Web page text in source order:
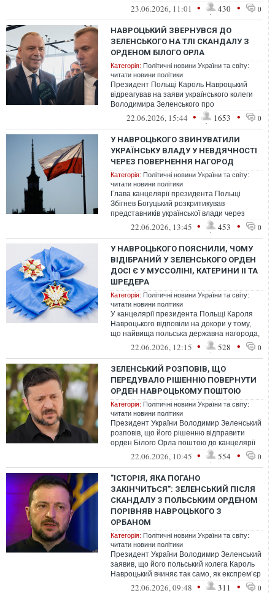
у президента України Володимира
23.06.2026, 11:01 • 430 • 0
НАВРОЦЬКИЙ ЗВЕРНУВСЯ ДО
ЗЕЛЕНСЬКОГО НА ТЛІ СКАНДАЛУ З
ОРДЕНОМ БІЛОГО ОРЛА
Категорія: Політичні новини України та світу:
читати новини політики
Президент Польщі Кароль Навроцький
відреагував на заяви українського колеги
Володимира Зеленського про
розпалювання неприязні до українців на
22.06.2026, 15:44 • 1653 • 0
У НАВРОЦЬКОГО ЗВИНУВАТИЛИ
УКРАЇНСЬКУ ВЛАДУ У НЕВДЯЧНОСТІ
ЧЕРЕЗ ПОВЕРНЕННЯ НАГОРОД
Категорія: Політичні новини України та світу:
читати новини політики
Глава канцелярії президента Польщі
Збігнев Богуцький розкритикував
представників української влади через
повернення польських державних нагород.
22.06.2026, 13:45 • 453 • 0
У НАВРОЦЬКОГО ПОЯСНИЛИ, ЧОМУ
ВІДІБРАНИЙ У ЗЕЛЕНСЬКОГО ОРДЕН
ДОСІ Є У МУССОЛІНІ, КАТЕРИНИ II ТА
ШРЕДЕРА
Категорія: Політичні новини України та світу:
читати новини політики
У канцелярії президента Польщі Кароля
Навроцького відповіли на докори у тому,
що найвища польська державна нагорода,
яку відібрали у Володимира Зеленс...
22.06.2026, 12:15 • 528 • 0
ЗЕЛЕНСЬКИЙ РОЗПОВІВ, ЩО
ПЕРЕДУВАЛО РІШЕННЮ ПОВЕРНУТИ
ОРДЕН НАВРОЦЬКОМУ ПОШТОЮ
Категорія: Політичні новини України та світу:
читати новини політики
Президент України Володимир Зеленський
розповів, що його рішенню відправити
орден Білого Орла поштою до канцелярії
президента Польщі передували закулі...
22.06.2026, 10:45 • 554 • 0
"ІСТОРІЯ, ЯКА ПОГАНО
ЗАКІНЧИТЬСЯ": ЗЕЛЕНСЬКИЙ ПІСЛЯ
СКАНДАЛУ З ПОЛЬСЬКИМ ОРДЕНОМ
ПОРІВНЯВ НАВРОЦЬКОГО З
ОРБАНОМ
Категорія: Політичні новини України та світу:
читати новини політики
Президент України Володимир Зеленський
заявив, що його польський колега Кароль
Навроцький вчиняє так само, як експрем’єр
Угорщини Віктор Орбан, коли н...
22.06.2026, 09:48 • 311 • 0